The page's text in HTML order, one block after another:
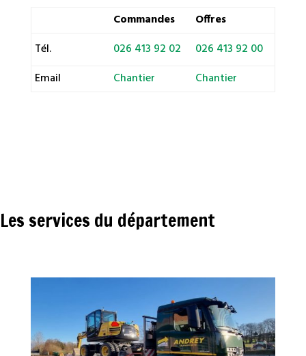
Commandes
Offres
Tél.
026 413 92 02
026 413 92 00
Email
Chantier Chantier
Les services du département